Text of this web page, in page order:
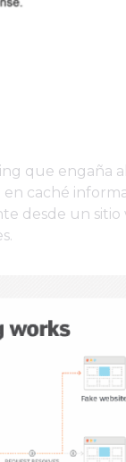
que engaña
caché
desde un